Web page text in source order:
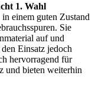
1. Wahl
einem guten Zustand
Sie
auf und
Einsatz jedoch
hervorragend für
und bieten weiterhin